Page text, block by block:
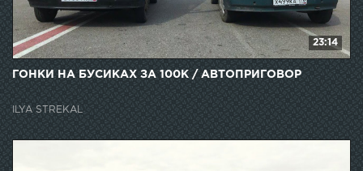
23:14
ГОНКИ НА БУСИКАХ ЗА 100К / АВТОПРИГОВОР
ILYA STREKAL